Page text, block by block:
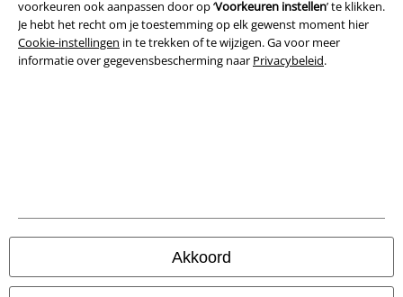
voorkeuren ook aanpassen door op ‘Voorkeuren instellen’ te klikken.
Je hebt het recht om je toestemming op elk gewenst moment hier
Cookie-instellingen in te trekken of te wijzigen. Ga voor meer
informatie over gegevensbescherming naar Privacybeleid.
Akkoord
Privacyverklaring
© 1986-2026 Large Popmerchandising B.V.